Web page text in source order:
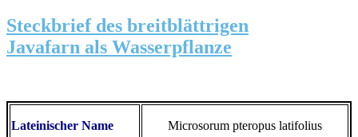
Steckbrief des breitblättrigen
Javafarn als Wasserpflanze
Lateinischer Name Microsorum pteropus latifolius